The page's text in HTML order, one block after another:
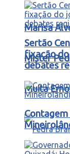
Marisa
Mister
Muita
Sertão
fixação
debates
Contagem